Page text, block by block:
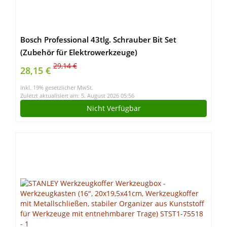
Bosch Professional 43tlg. Schrauber Bit Set
(Zubehör für Elektrowerkzeuge)
28,15 € 29,14 €
inkl. 19% gesetzlicher MwSt.
Zuletzt aktualisiert am: 5. August 2026 05:56
Nicht Verfügbar